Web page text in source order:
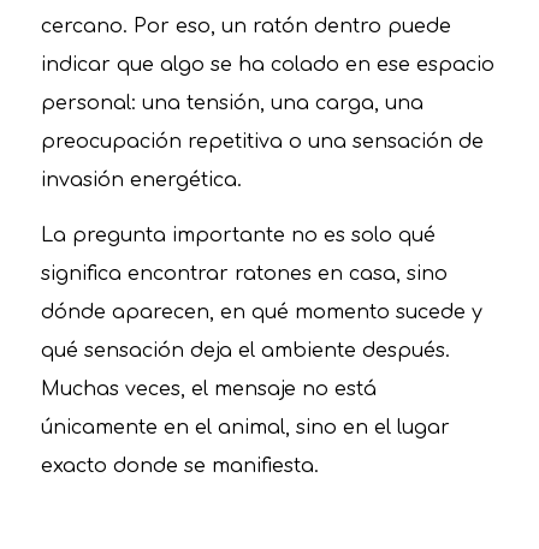
cercano. Por eso, un ratón dentro puede
indicar que algo se ha colado en ese espacio
personal: una tensión, una carga, una
preocupación repetitiva o una sensación de
invasión energética.
La pregunta importante no es solo qué
significa encontrar ratones en casa, sino
dónde aparecen, en qué momento sucede y
qué sensación deja el ambiente después.
Muchas veces, el mensaje no está
únicamente en el animal, sino en el lugar
exacto donde se manifiesta.